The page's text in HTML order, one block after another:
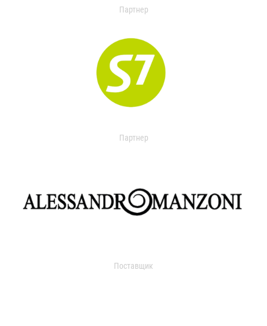
Партнер
Партнер
Поставщик